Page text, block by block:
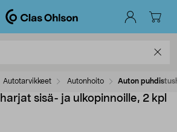
Autotarvikkeet Autonhoito Auton
sisä- ja ulkopinnoille, 2 kpl